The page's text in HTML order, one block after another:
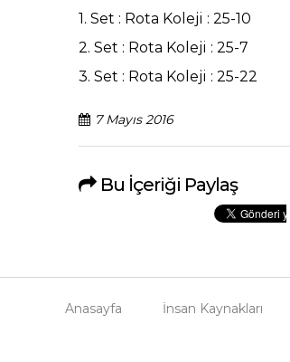
1. Set : Rota Koleji : 25-10
2. Set : Rota Koleji : 25-7
3. Set : Rota Koleji : 25-22
7 Mayıs 2016
Bu İçeriği Paylaş
Anasayfa İnsan Kaynakları